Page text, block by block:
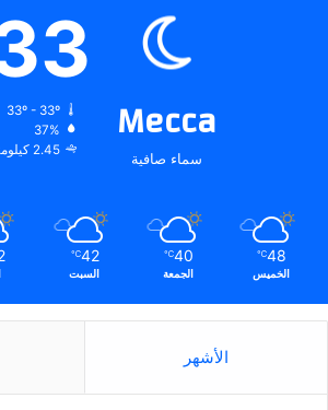
Mecca
سماء صافية
33º - 33º
37%
2.45 كيلومتر/ساعة
48
℃
الخميس
40
℃
الجمعة
42
℃
السبت
الأشهر